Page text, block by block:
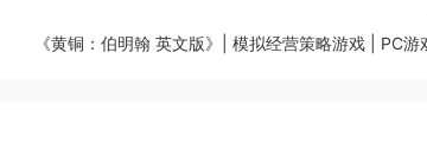
《黄铜：伯明翰 英文版》| 模拟经营策略游戏 | PC游